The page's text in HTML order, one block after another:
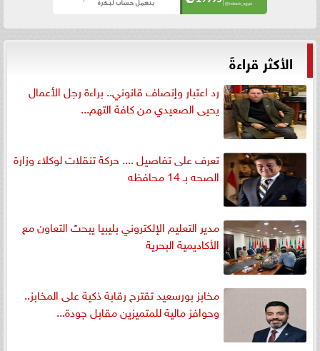
الأكثر قراءةً
رد اعتبار وإنصاف قانوني.. براءة رجل الأعمال
يحيى الصعيدي من كافة التهم...
تعرف على تفاصيل .... حركة تنقلات لوكلاء وزارة
الصحه بـ 14 محافظه
مدير التعليم الإلكتروني بليبيا يبحث التعاون مع
الأكاديمية البحرية
مخابز بورسعيد تقترح رقابة ذكية على المخابز..
وحوافز مالية للمتميزين مقابل جودة...